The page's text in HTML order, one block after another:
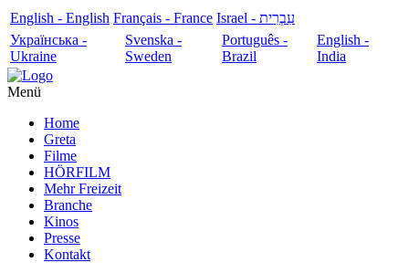
English - English Français - France
עִבְרִית - Israel
Українська -
Ukraine
Svenska -
Sweden
Português -
Brazil
English -
India
Menü
Home
Greta
Filme
HÖRFILM
Mehr Freizeit
Branche
Kinos
Presse
Kontakt